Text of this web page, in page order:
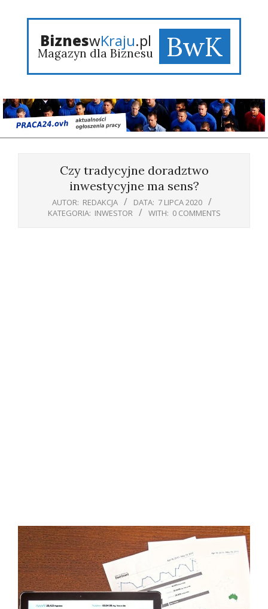
BizneswKraju.pl
Magazyn dla Biznesu BwK
Czy tradycyjne doradztwo
inwestycyjne ma sens?
AUTOR: REDAKCJA DATA: 7 LIPCA 2020
KATEGORIA: INWESTOR WITH: 0 COMMENTS